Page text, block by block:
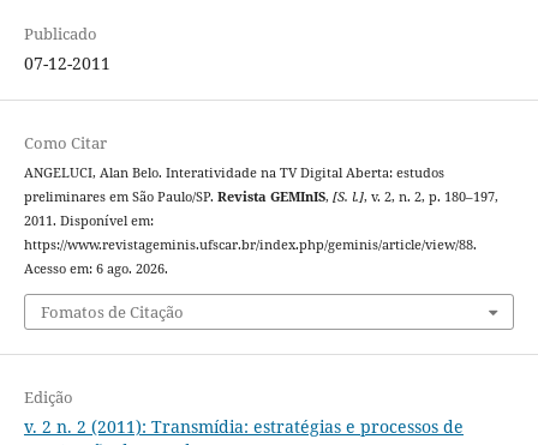
Publicado
07-12-2011
Como Citar
ANGELUCI, Alan Belo. Interatividade na TV Digital Aberta: estudos
preliminares em São Paulo/SP. Revista GEMInIS, [S. l.], v. 2, n. 2, p. 180–197,
2011. Disponível em:
https://www.revistageminis.ufscar.br/index.php/geminis/article/view/88.
Acesso em: 6 ago. 2026.
Fomatos de Citação
Edição
v. 2 n. 2 (2011): Transmídia: estratégias e processos de